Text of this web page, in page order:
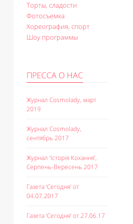
Торты, сладости
Фотосъемка
Хореография, спорт
Шоу программы
ПРЕССА О НАС
Журнал Cosmolady, март
2019
Журнал Cosmolady,
сентябрь 2017
Журнал ‘Історія Кохання’,
Серпень-Вересень 2017
Газета ‘Сегодня’ от
04.07.2017
Газета ‘Сегодня’ от 27.06.17